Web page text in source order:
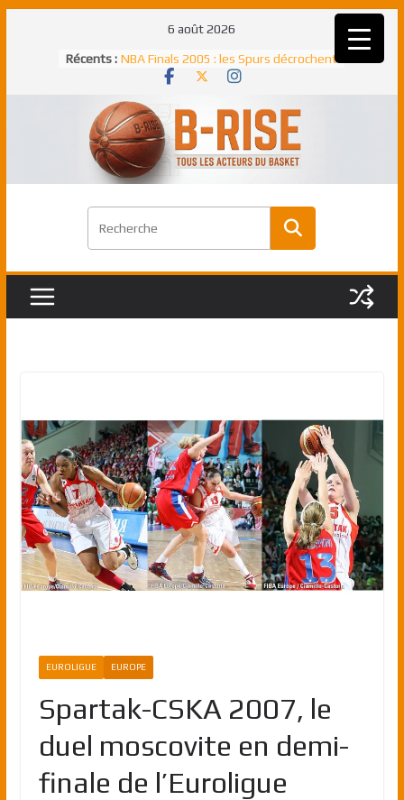
6 août 2026
Récents : meilleur défenseur d’une saison NBA
NBA Finals 2005 : les Spurs décrochent
face aux Pistons
NBA Finals 2021 : les Bucks et Giannis
Antetokounmpo triomphent, le Greek
Freek élu MVP
Shai Gilgeous-Alexander : son premier
canadien transcendant face aux Spurs
Pau Gasol dans l’histoire en 2002 :
l’année
EUROLIGUE EUROPE
Spartak-CSKA 2007, le
duel moscovite en demi-
finale de l’Euroligue